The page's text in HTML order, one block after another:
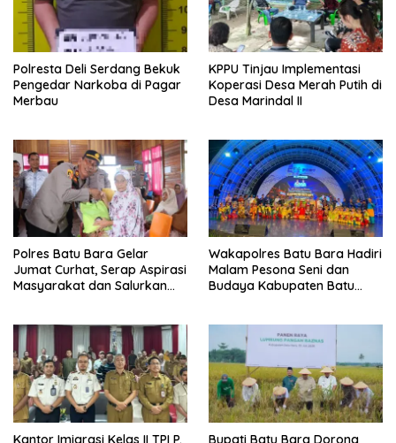
Polresta Deli Serdang Bekuk
Pengedar Narkoba di Pagar
Merbau
KPPU Tinjau Implementasi
Koperasi Desa Merah Putih di
Desa Marindal II
Polres Batu Bara Gelar
Jumat Curhat, Serap Aspirasi
Masyarakat dan Salurkan
Wakapolres Batu Bara Hadiri
Malam Pesona Seni dan
Budaya Kabupaten Batu
Kantor Imigrasi Kelas II TPI P. Bupati Batu Bara Dorong